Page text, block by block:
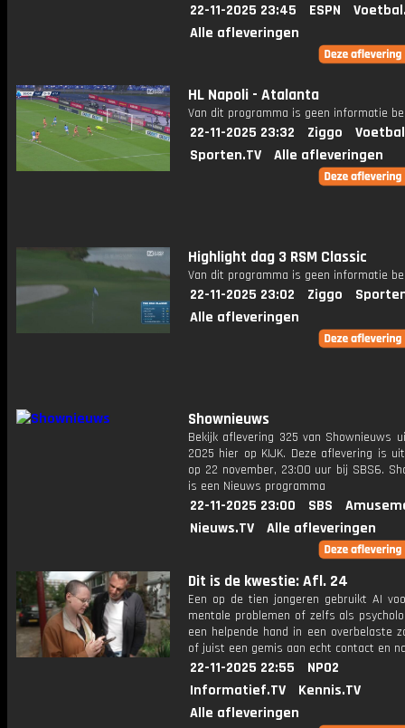
22-11-2025 23:45 ESPN
Alle afleveringen
HL Napoli - Atalanta
Van dit programma is geen informatie
22-11-2025 23:32 Ziggo
Sporten.TV
Alle afleveringen
Highlight dag 3 RSM Classic
Van dit programma is geen informatie
22-11-2025 23:02 Ziggo
Alle afleveringen
Shownieuws
Bekijk aflevering 325 van Shownieuws
2025 hier op KIJK. Deze aflevering is
op 22 november, 23:00 uur bij SBS6.
is een Nieuws programma
22-11-2025 23:00 SBS
Nieuws.TV
Alle afleveringen
Dit is de kwestie: Afl. 24
Een op de tien jongeren gebruikt AI
mentale problemen of zelfs als
een helpende hand in een overbelaste
of juist een gemis aan echt contact en
22-11-2025 22:55
NPO2
Informatief.TV
Kennis.TV
Alle afleveringen